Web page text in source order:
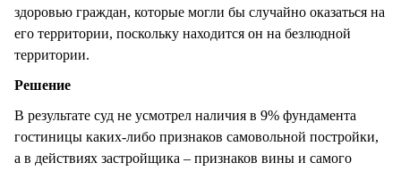
здоровью граждан, которые могли бы случайно оказаться на
его территории, поскольку находится он на безлюдной
территории.
Решение
В результате суд не усмотрел наличия в 9% фундамента
гостиницы каких-либо признаков самовольной постройки,
а в действиях застройщика – признаков вины и самого